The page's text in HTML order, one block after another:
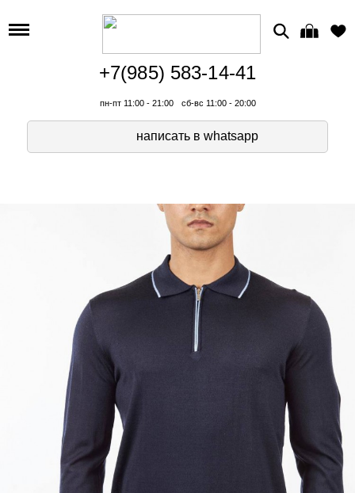
+7(985) 583-14-41
пн-пт 11:00 - 21:00 сб-вс 11:00 - 20:00
написать в whatsapp